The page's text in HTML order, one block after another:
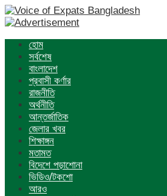
হোম
সর্বশেষ
বাংলাদেশ
প্রবাসী কর্ণার
রাজনীতি
অর্থনীতি
আন্তর্জাতিক
জেলার খবর
শিক্ষাঙ্গন
মতামত
বিদেশে পড়াশোনা
ভিডিও/টকশো
আরও